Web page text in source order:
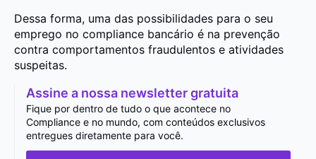
Dessa forma, uma das possibilidades para o seu
emprego no compliance bancário é na prevenção
contra comportamentos fraudulentos e atividades
suspeitas.
Assine a nossa newsletter gratuita
Fique por dentro de tudo o que acontece no
Compliance e no mundo, com conteúdos exclusivos
entregues diretamente para você.